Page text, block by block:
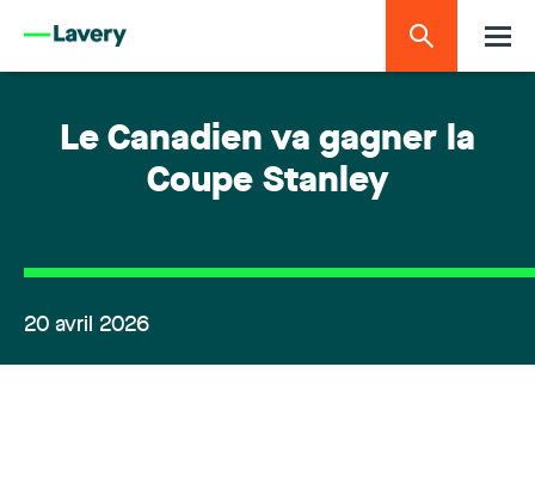
Le Canadien va gagner la
Coupe Stanley
20 avril 2026